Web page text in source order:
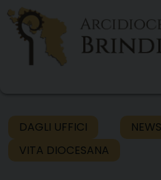
Skip
content
DAGLI UFFICI
NEWS
VITA DIOCESANA